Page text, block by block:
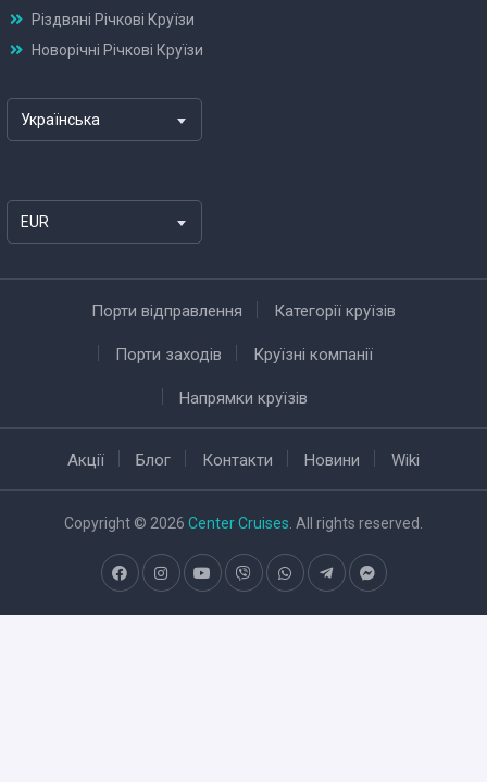
Різдвяні Річкові Круїзи
Новорічні Річкові Круїзи
Українська
EUR
Порти відправлення Категорії круїзів
Порти заходів Круїзні компанії
Напрямки круїзів
Акції Блог Контакти Новини Wiki
Copyright © 2026 Center Cruises . All rights reserved.